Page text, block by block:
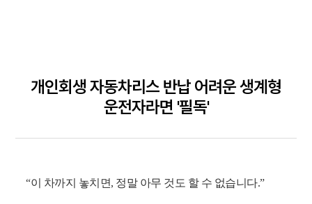
개인회생 자동차리스 반납 어려운 생계형
운전자라면 '필독'
“이 차까지 놓치면, 정말 아무 것도 할 수 없습니다.”